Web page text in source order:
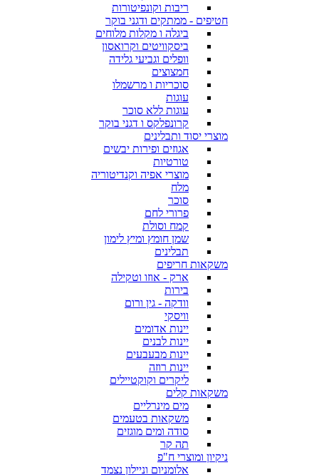
ריבות וקונפיטורות
חטיפים - ממתקים ודגני בוקר
ביגלה ו מקלות מלוחים
ביסקוויטים וקרואסון
וופלים וגביעי גלידה
חמצוצים
סוכריות ו מרשמלו
עוגות
עוגות ללא סוכר
קרונפלקס ו דגני בוקר
מוצרי יסוד ותבלינים
אגוזים ופירות יבשים
טורטיות
מוצרי אפיה וקנדיטוריה
מלח
סוכר
פרורי לחם
קמח וסולת
שמן חומץ ומיץ לימון
תבלינים
משקאות חריפים
ארק - אוזו וטקילה
בירות
וודקה - גין ורום
וויסקי
יינות אדומים
יינות לבנים
יינות מבעבעים
יינות רוזה
ליקרים וקוקטיילים
משקאות קלים
מים מינרליים
משקאות בטעמים
סודה ומים מוגזים
תה קר
ניקיון ומוצרי ח"פ
אלומניום וניילון נצמד